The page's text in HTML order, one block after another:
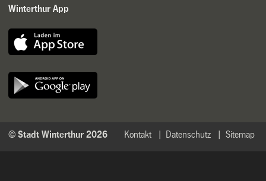
Winterthur App
Sitemap
Datenschutz
Kontakt
© Stadt Winterthur 2026